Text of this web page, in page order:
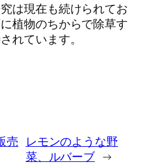
は現在も続けられてお
植物のちからで除草す
れています。
売 レモンのような野
菜、ルバーブ →